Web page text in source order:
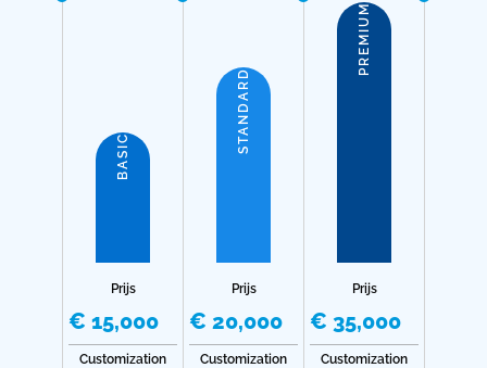
BASIC
Prijs
€ 15,000
Customization
STANDARD
Prijs
€ 20,000
Customization
PREMIUM
Prijs
€ 35,000
Customization